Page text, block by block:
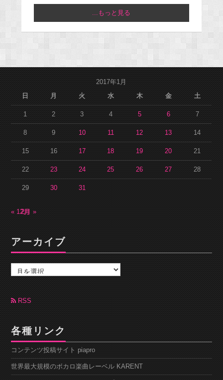
...もっと見る
2017年1月
日
月 火 水 木 金 土
1 2 3 4 5 6 7
8 9 10 11 12 13 14
15 16 17 18 19 20 21
22 23 24 25 26 27 28
29 30 31
« 12月2月 »
アーカイブ
カ
ブRSS
各種リンク
コンテンツ投稿サイト piapro
世界最大規模のボカロ楽曲レーベル KARENT